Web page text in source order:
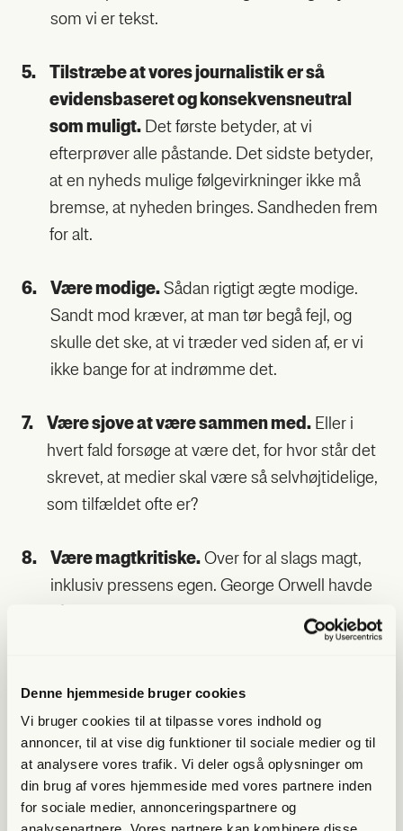
Denne hjemmeside bruger cookies
Vi bruger cookies til at tilpasse vores indhold og
annoncer, til at vise dig funktioner til sociale medier og til
at analysere vores trafik. Vi deler også oplysninger om
din brug af vores hjemmeside med vores partnere inden
for sociale medier, annonceringspartnere og
som vi er tekst.
5.
Til­stræ­be at vores jour­na­li­stik er så
evi­dens­ba­se­ret og kon­se­kvens­neut­ral
som muligt. Det før­ste bety­der, at vi
efter­prø­ver alle påstan­de. Det sid­ste bety­der,
at en nyheds muli­ge føl­ge­virk­nin­ger ikke må
brem­se, at nyhe­den brin­ges. Sand­he­den frem
for alt.
6. Være modi­ge. Sådan rig­tigt ægte modi­ge.
Sandt mod kræ­ver, at man tør begå fejl, og
skul­le det ske, at vi træ­der ved siden af, er vi
ikke ban­ge for at indrøm­me det.
7. Være sjove at være sam­men med. Eller i
hvert fald for­sø­ge at være det, for hvor står det
skre­vet, at medi­er skal være så selv­høj­ti­de­li­ge,
som til­fæl­det ofte er?
8. Være magt­kri­ti­ske. Over for al slags magt,
inklu­siv pres­sens egen. Geor­ge Orwell hav­de
tryk­ke, hvad nogen ikke ønsker trykt. Alt andet
har skre­vet det, men der­for er det sta­dig
sandt.